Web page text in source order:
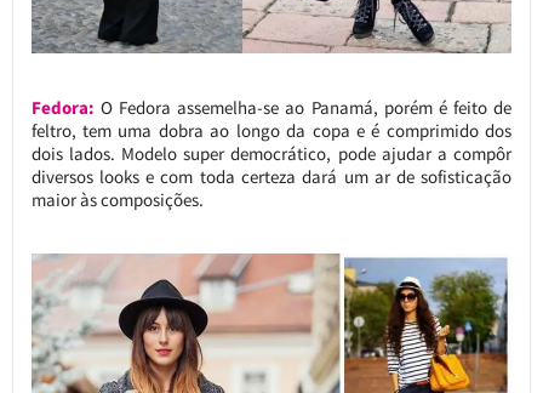
Fedora: O Fedora assemelha-se ao Panamá, porém é feito de
feltro, tem uma dobra ao longo da copa e é comprimido dos
dois lados. Modelo super democrático, pode ajudar a compôr
diversos looks e com toda certeza dará um ar de sofisticação
maior às composições.